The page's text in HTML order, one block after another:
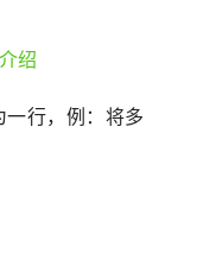
行，例：将多